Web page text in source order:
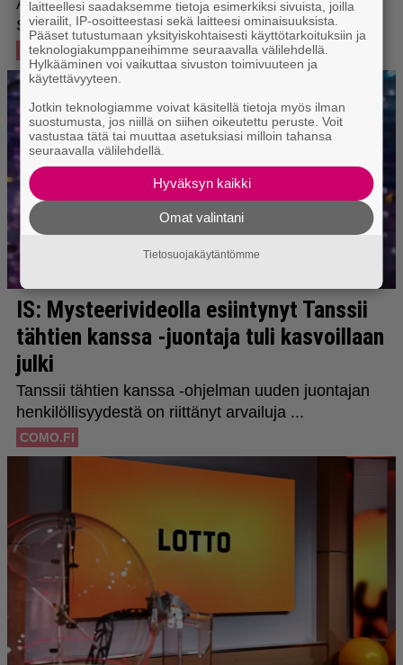
laitteellesi saadaksemme tietoja esimerkiksi sivuista, joilla
vierailit, IP-osoitteestasi sekä laitteesi ominaisuuksista.
Pääset tutustumaan yksityiskohtaisesti käyttötarkoituksiin ja
teknologiakumppaneihimme seuraavalla välilehdellä.
Hylkääminen voi vaikuttaa sivuston toimivuuteen ja
käytettävyyteen.
Jotkin teknologiamme voivat käsitellä tietoja myös ilman
suostumusta, jos niillä on siihen oikeutettu peruste. Voit
vastustaa tätä tai muuttaa asetuksiasi milloin tahansa
seuraavalla välilehdellä.
Hyväksyn kaikki
Omat valintani
Tietosuojakäytäntömme